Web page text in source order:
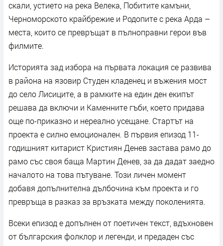
скали, устието на река Велека, Побитите камъни,
Черноморското крайбрежие и Родопите с река Арда –
места, които се превръщат в пълноправни герои във
филмите.
Историята зад избора на първата локация се развива
в района на язовир Студен кладенец и въжения мост
до село Лисиците, а в рамките на един ден екипът
решава да включи и Каменните гъби, което придава
още по-приказно и нереално усещане. Стартът на
проекта е силно емоционален. В първия епизод 11-
годишният китарист Кристиян Денев застава рамо до
рамо със своя баща Мартин Денев, за да дадат заедно
началото на това пътуване. Този личен момент
добавя допълнителна дълбочина към проекта и го
превръща в разказ за връзката между поколенията.
Всеки епизод е допълнен от поетичен текст, вдъхновен
от българския фолклор и легенди, и предаден със